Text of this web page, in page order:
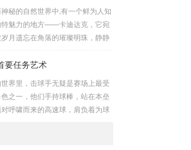
在阴森恐怖的地下墓穴，还是在
前线战场，守...
了实现其不可告人的目的，秘密设
生物武器研发和试验的地方，这些
厂”，披着科学研究的外衣，实则
的使用曾经给人类带来过惨痛的
争时期，某些国家就曾利用细
秘的自然世界中,有一个鲜为人知
特魅力的地方——卡迪达克，它宛
月遗忘在角落的璀璨明珠，静静
它那神秘的面纱。 卡迪达克位于
入云的山脉连绵起伏，像是大自然
而成的巍峨屏障，山峰上终年积
阳光的照耀下闪耀着刺眼的银
要任务艺术
界里，击球手无疑是赛场上最受
之一，他们手持球棒，站在本垒
呼啸而来的高速球，肩负着为球